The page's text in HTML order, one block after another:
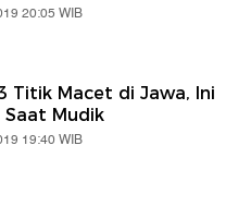
20:05 WIB
Titik Macet di Jawa, Ini
Saat Mudik
19:40 WIB